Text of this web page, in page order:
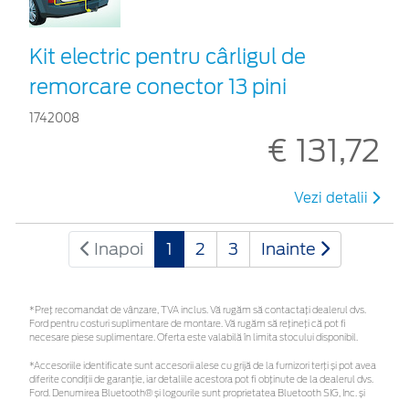
Kit electric pentru cârligul de
remorcare conector 13 pini
1742008
€ 131,72
Vezi detalii
Inapoi 1 2 3 Inainte
*Preţ recomandat de vânzare, TVA inclus. Vă rugăm să contactaţi dealerul dvs.
Ford pentru costuri suplimentare de montare. Vă rugăm să rețineți că pot fi
necesare piese suplimentare. Oferta este valabilă în limita stocului disponibil.
*Accesoriile identificate sunt accesorii alese cu grijă de la furnizori terți și pot avea
diferite condiții de garanție, iar detaliile acestora pot fi obținute de la dealerul dvs.
Ford. Denumirea Bluetooth® și logourile sunt proprietatea Bluetooth SIG, Inc. și